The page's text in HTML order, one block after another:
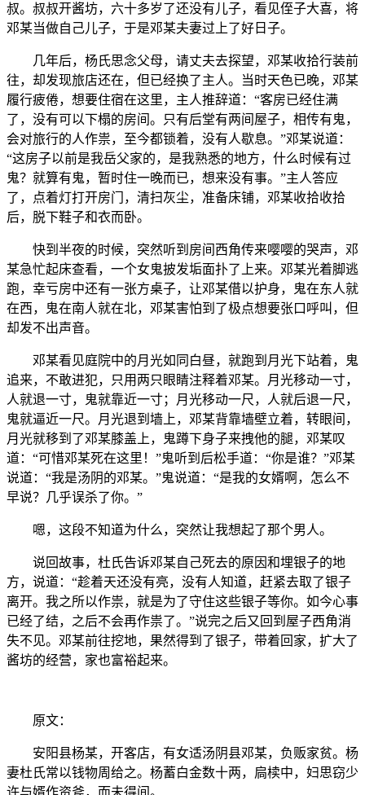
叔。叔叔开酱坊，六十多岁了还没有儿子，看见侄子大喜，将
邓某当做自己儿子，于是邓某夫妻过上了好日子。
几年后，杨氏思念父母，请丈夫去探望，邓某收拾行装前
往，却发现旅店还在，但已经换了主人。当时天色已晚，邓某
履行疲倦，想要住宿在这里，主人推辞道：“客房已经住满
了，没有可以下榻的房间。只有后堂有两间屋子，相传有鬼，
会对旅行的人作祟，至今都锁着，没有人歇息。”邓某说道：
“这房子以前是我岳父家的，是我熟悉的地方，什么时候有过
鬼？就算有鬼，暂时住一晚而已，想来没有事。”主人答应
了，点着灯打开房门，清扫灰尘，准备床铺，邓某收拾收拾
后，脱下鞋子和衣而卧。
快到半夜的时候，突然听到房间西角传来嘤嘤的哭声，邓
某急忙起床查看，一个女鬼披发垢面扑了上来。邓某光着脚逃
跑，幸亏房中还有一张方桌子，让邓某借以护身，鬼在东人就
在西，鬼在南人就在北，邓某害怕到了极点想要张口呼叫，但
却发不出声音。
邓某看见庭院中的月光如同白昼，就跑到月光下站着，鬼
追来，不敢进犯，只用两只眼睛注释着邓某。月光移动一寸，
人就退一寸，鬼就靠近一寸；月光移动一尺，人就后退一尺，
鬼就逼近一尺。月光退到墙上，邓某背靠墙壁立着，转眼间，
月光就移到了邓某膝盖上，鬼蹲下身子来拽他的腿，邓某叹
道：“可惜邓某死在这里！”鬼听到后松手道：“你是谁？”邓某
说道：“我是汤阴的邓某。”鬼说道：“是我的女婿啊，怎么不
早说？几乎误杀了你。”
嗯，这段不知道为什么，突然让我想起了那个男人。
说回故事，杜氏告诉邓某自己死去的原因和埋银子的地
方，说道：“趁着天还没有亮，没有人知道，赶紧去取了银子
离开。我之所以作祟，就是为了守住这些银子等你。如今心事
已经了结，之后不会再作祟了。”说完之后又回到屋子西角消
失不见。邓某前往挖地，果然得到了银子，带着回家，扩大了
酱坊的经营，家也富裕起来。
原文：
安阳县杨某，开客店，有女适汤阴县邓某，负贩家贫。杨
妻杜氏常以钱物周给之。杨蓄白金数十两，扃椟中，妇思窃少
许与婿作资斧，而未得间。